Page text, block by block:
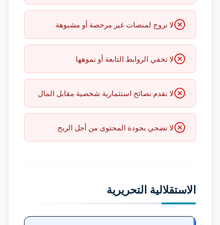
لا نروج لمنصات غير مرخصة أو مشبوهة
لا نخفي الروابط التابعة أو نموهها
لا نقدم نصائح استثمارية شخصية مقابل المال
لا نضحي بجودة المحتوى من أجل الربح
الاستقلالية التحريرية